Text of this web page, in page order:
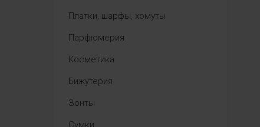
Платки, шарфы, хомуты
Парфюмерия
Косметика
Бижутерия
Зонты
Сумки